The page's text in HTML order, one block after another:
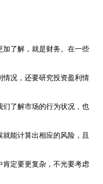
了解，就是财务。在一些
情况，还要研究投资盈利情
了解市场的行为状况，也
能计算出相应的风险，且
定要更复杂，不光要考虑